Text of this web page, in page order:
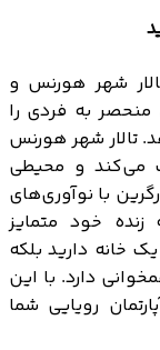
شهر هورنس و
منحصر به فردی را
تالار شهر هورنس
می‌کند و محیطی
با نوآوری‌های
خود متمایز
خانه دارید بلکه
دارد. با این
رویایی شما